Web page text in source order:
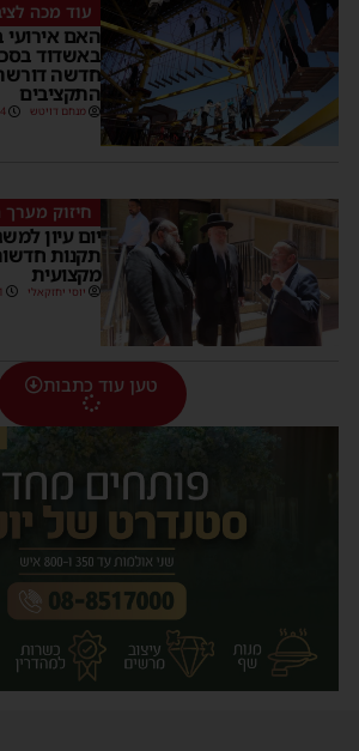
עוד מכה
האם אירועי
באשדוד
חדשה
התקציבים
מנחם דויטש
חיזוק
יום עיון
תקנות
מקצועית
יוסי יחזקאלי
טען עוד כתבות